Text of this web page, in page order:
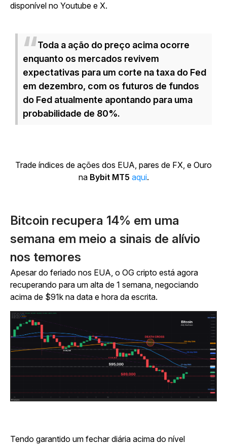
disponível no Youtube e X.
Toda a ação do preço acima ocorre
enquanto os mercados revivem
expectativas para um corte na taxa do Fed
em dezembro, com os futuros de fundos
do Fed atualmente apontando para uma
probabilidade de 80%.
Trade índices de ações dos EUA, pares de FX, e Ouro
na Bybit MT5 aqui.
Bitcoin recupera 14% em uma
semana em meio a sinais de alívio
nos temores
Apesar do feriado nos EUA, o OG cripto está agora
recuperando para um alta de 1 semana, negociando
acima de $91k na data e hora da escrita.
Tendo garantido um fechar diária acima do nível